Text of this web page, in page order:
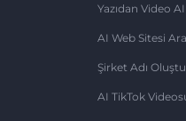
Yazıdan Video AI
AI Web Sitesi
Şirket Adı
AI TikTok